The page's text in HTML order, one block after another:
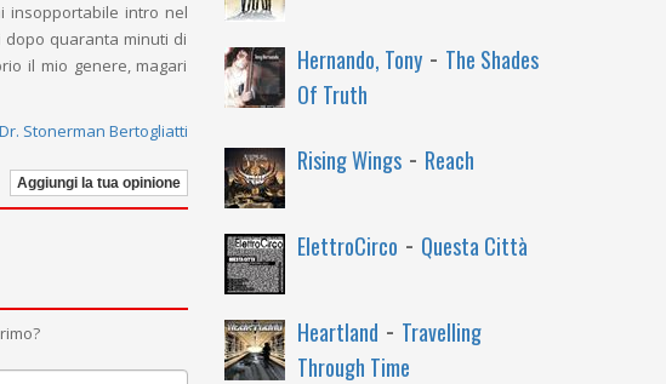
insopportabile intro nel
dopo quaranta minuti di
il mio genere, magari
Stonerman Bertogliatti
Aggiungi la tua opinione
Hernando, Tony- The Shades
Of Truth
Rising Wings- Reach
ElettroCirco - Questa Città
Heartland - Travelling
Through Time